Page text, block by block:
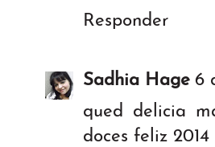
Responder
Sadhia Hage 6
qued delicia
doces feliz 2014